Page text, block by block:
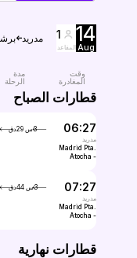
14
Aug
1
المقاعد
مدريد
وقت
المغادرة
مدة
الرحلة
قطارات الصباح
06:27
مدريد
Madrid Pta.
Atocha -
3س 29دق
07:27
مدريد
Madrid Pta.
Atocha -
3س 44دق
قطارات نهارية